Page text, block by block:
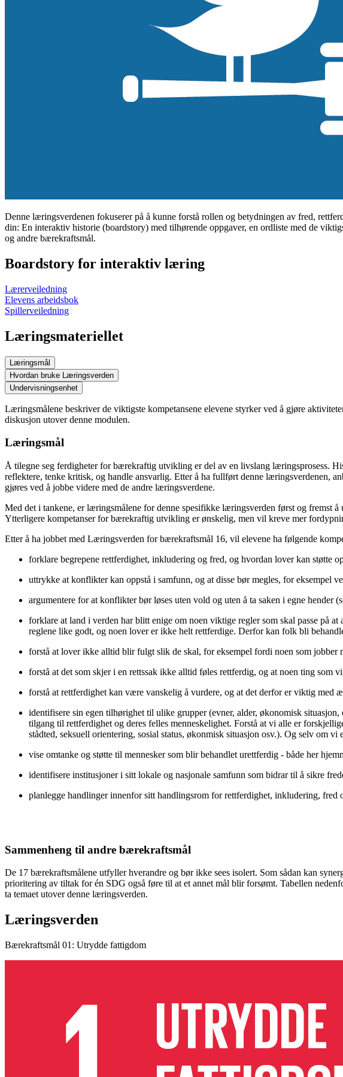
Denne læringsverdenen fokuserer på å kunne forstå rollen og betydningen av fred,
din: En interaktiv historie (boardstory) med tilhørende oppgaver, en ordliste med de
og andre bærekraftsmål.
Boardstory for interaktiv læring
Lærerveiledning
Elevens arbeidsbok
Spillerveiledning
Læringsmateriellet
Læringsmål
Hvordan bruke Læringsverden
Undervisningsenhet
Læringsmålene beskriver de viktigste kompetansene elevene styrker ved å gjøre
diskusjon utover denne modulen.
Læringsmål
Å tilegne seg ferdigheter for bærekraftig utvikling er del av en livslang læringsprosess.
reflektere, tenke kritisk, og handle ansvarlig. Etter å ha fullført denne læringsverdenen,
gjøres ved å jobbe videre med de andre læringsverdene.
Med det i tankene, er læringsmålene for denne spesifikke læringsverden først og fremst
Ytterligere kompetanser for bærekraftig utvikling er ønskelig, men vil kreve mer
Etter å ha jobbet med Læringsverden for bærekraftsmål 16, vil elevene ha følgende
forklare begrepene rettferdighet, inkludering og fred, og hvordan lover kan støtte
uttrykke at konflikter kan oppstå i samfunn, og at disse bør megles, for eksempel
argumentere for at konflikter bør løses uten vold og uten å ta saken i egne
forklare at land i verden har blitt enige om noen viktige regler som skal passe på
reglene like godt, og noen lover er ikke helt rettferdige. Derfor kan folk bli
forstå at lover ikke alltid blir fulgt slik de skal, for eksempel fordi noen som
forstå at det som skjer i en rettssak ikke alltid føles rettferdig, og at noen ting som
forstå at rettferdighet kan være vanskelig å vurdere, og at det derfor er viktig med
identifisere sin egen tilhørighet til ulike grupper (evner, alder, økonomisk
tilgang til rettferdighet og deres felles menneskelighet. Forstå at vi alle er
stådted, seksuell orientering, sosial status, økonmisk situasjon osv.). Og selv om
vise omtanke og støtte til mennesker som blir behandlet urettferdig - både her
identifisere institusjoner i sitt lokale og nasjonale samfunn som bidrar til å sikre
planlegge handlinger innenfor sitt handlingsrom for rettferdighet, inkludering,
Sammenheng til andre bærekraftsmål
De 17 bærekraftsmålene utfyller hverandre og bør ikke sees isolert. Som sådan kan
prioritering av tiltak for én SDG også føre til at et annet mål blir forsømt. Tabellen
ta temaet utover denne læringsverden.
Læringsverden
Bærekraftsmål 01: Utrydde fattigdom